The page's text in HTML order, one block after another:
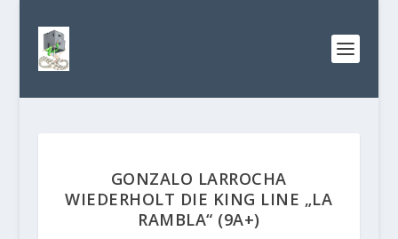
GONZALO LARROCHA
WIEDERHOLT DIE KING LINE „LA
RAMBLA“ (9A+)